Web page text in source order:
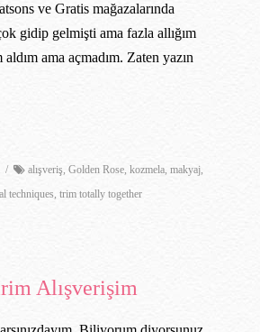
ve Gratis mağazalarında
gidip gelmişti ama fazla allığım
ama açmadım. Zaten yazın
/ alışveriş, Golden Rose, kozmela, makyaj,
techniques, trim totally together
Alışverişim